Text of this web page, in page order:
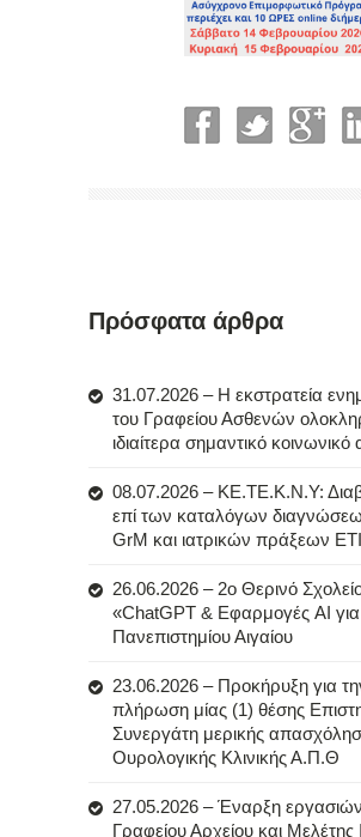
Πρόσφατα άρθρα
31.07.2026 – Η εκστρατεία
του Γραφείου Ασθενών
ιδιαίτερα σημαντικό κοινωνικό
08.07.2026 – ΚΕ.ΤΕ.Κ.Ν.Υ:
επί των καταλόγων
GrM και ιατρικών πράξεων
26.06.2026 – 2ο Θερινό
«ChatGPT & Εφαρμογές AI για
Πανεπιστημίου Αιγαίου
23.06.2026 – Προκήρυξη για
πλήρωση μίας (1) θέσης
Συνεργάτη μερικής
Ουρολογικής Κλινικής Α.Π.Θ
27.05.2026 – Έναρξη
Γραφείου Αρχείου και Μελέτης